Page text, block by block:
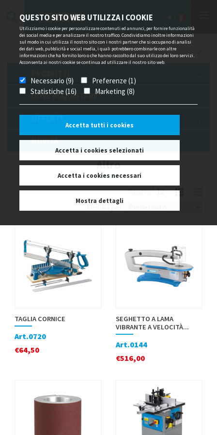
QUESTO SITO WEB UTILIZZA I COOKIE
Utilizziamo i cookie per personalizzare contenuti ed annunci, per fornire funzionalità
dei social media e per analizzare il nostro traffico. Condividiamo inoltre informazioni
sul modo in cui utilizza il nostro sito con i nostri partner che si occupano di analisi
dei dati web, pubblicità e social media, i quali potrebbero combinarle con altre
informazioni che ha fornito loro o che hanno raccolto dal suo utilizzo dei loro servizi.
Acconsenta ai nostri cookie se continua ad utilizzare il nostro sito web.
Necessario (9)
Preferenze (1)
Statistiche (16)
Marketing (8)
Accetta tutti i cookies
Accetta i cookies selezionati
Accetta i cookies necessari
Mostra dettagli
FILTRA OFFERTE/NOVITÀ
DOVE ACQUISTARE
OFFERTE
NOVITÀ
Altro
Mostra
Ordina per
TAGLIA CORNICE
Art.0720
€64,50
SEGHETTO A LAMA
VIBRANTE A VELOCITÀ...
Art.0144
€516,00